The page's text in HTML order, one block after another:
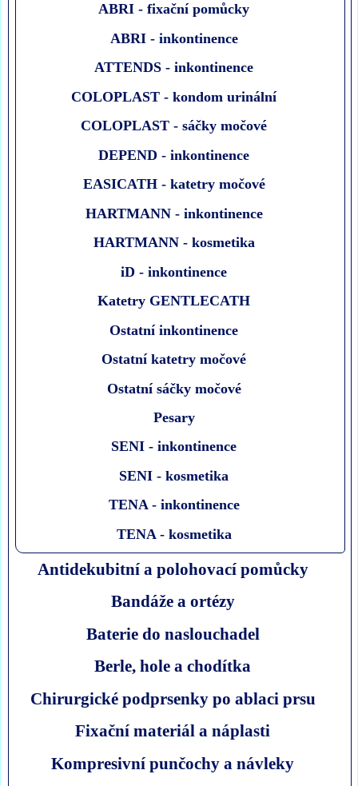
ABRI - fixační pomůcky
ABRI - inkontinence
ATTENDS - inkontinence
COLOPLAST - kondom urinální
COLOPLAST - sáčky močové
DEPEND - inkontinence
EASICATH - katetry močové
HARTMANN - inkontinence
HARTMANN - kosmetika
iD - inkontinence
Katetry GENTLECATH
Ostatní inkontinence
Ostatní katetry močové
Ostatní sáčky močové
Pesary
SENI - inkontinence
SENI - kosmetika
TENA - inkontinence
TENA - kosmetika
Antidekubitní a polohovací pomůcky
Bandáže a ortézy
Baterie do naslouchadel
Berle, hole a chodítka
Chirurgické podprsenky po ablaci prsu
Fixační materiál a náplasti
Kompresivní punčochy a návleky